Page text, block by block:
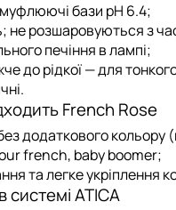
бази pH 6.4;
не розшаровуються з
печіння в лампі;
до рідкої — для
French Rose
додаткового кольору
french, baby boomer;
та легке укріплення
ATICA